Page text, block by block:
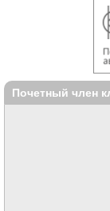
Почетный член